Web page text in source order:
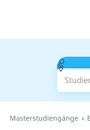
Masterstudiengänge